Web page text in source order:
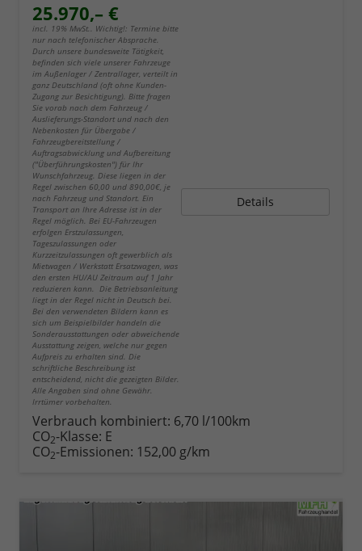
25.970,– €
incl. 19% MwSt.. Wichtig!: Termine bitte
nur nach telefonischer Absprache.
Durch unsere bundesweite Tätigkeit,
befinden sich viele unserer Fahrzeuge
im Außenlager / Zentrallager, verteilt in
ganz Deutschland (oft ohne Kunden-
Zugang zur Besichtigung). Bitte fragen
Sie vorab nach dem Fahrzeug /
Auslieferungs-Standort und nach den
Nebenkosten für Übergabe /
Fahrzeugbereitstellung /
Auftragsabwicklung und Aufbereitung
("Überführungskosten") für Ihr
Wunschfahrzeug. Diese liegen in der
Regel zwischen 60,00 und 890,00€, je
nach Fahrzeug und Standort. Ein
Transport an Ihre Adresse ist in der
Regel möglich. Bei EU-Fahrzeugen
erfolgen Erstzulassungen,
Tageszulassungen oder
Kurzzeitzulassungen oft gewerblich als
Mietwagen / Werkstatt Ersatzwagen, was
den ersten HU/AU Zeitraum auf 1 Jahr
reduzieren kann. Die Betriebsanleitung
liegt in der Regel nicht in Deutsch bei.
Bei den verwendeten Bildern kann es
sich um Beispielbilder handeln die
Sonderausstattungen oder abweichende
Ausstattung zeigen, welche nur gegen
Aufpreis zu erhalten sind. Die
schriftliche Beschreibung ist
entscheidend, nicht die gezeigten Bilder.
Alle Angaben sind ohne Gewähr.
Irrtümer vorbehalten.
Details
Verbrauch kombiniert: 6,70 l/100km
CO2-Klasse: E
CO2-Emissionen: 152,00 g/km